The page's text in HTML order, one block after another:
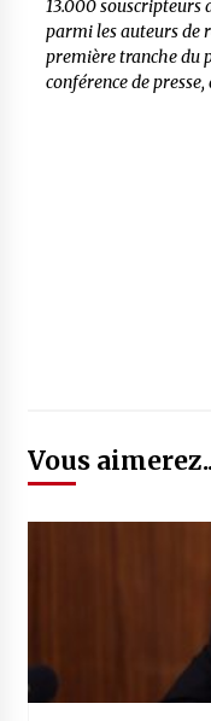
13.000
parmi les auteurs de
première tranche du
conférence de
Vous